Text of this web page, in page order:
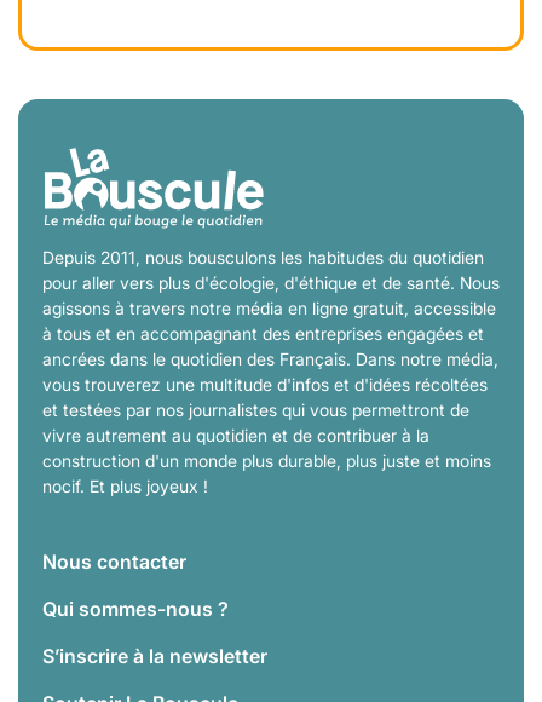
Depuis 2011, nous bousculons les habitudes du quotidien
pour aller vers plus d'écologie, d'éthique et de santé. Nous
agissons à travers notre média en ligne gratuit, accessible
à tous et en accompagnant des entreprises engagées et
ancrées dans le quotidien des Français. Dans notre média,
vous trouverez une multitude d'infos et d'idées récoltées
et testées par nos journalistes qui vous permettront de
vivre autrement au quotidien et de contribuer à la
construction d'un monde plus durable, plus juste et moins
nocif. Et plus joyeux !
Nous contacter
Qui sommes-nous ?
S’inscrire à la newsletter